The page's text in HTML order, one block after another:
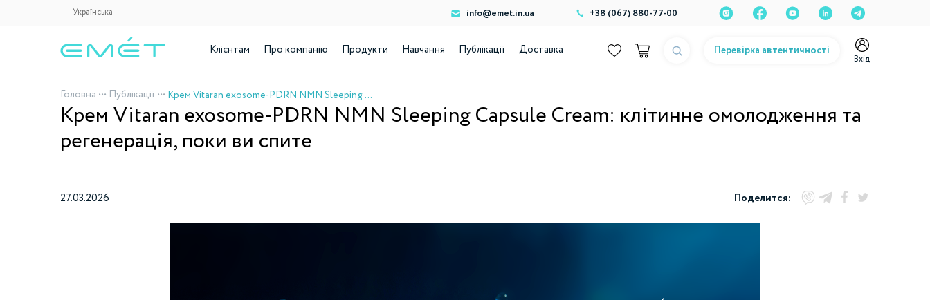
Українська info@emet.in.ua +38 (067) 880-77-00
Клієнтам Про компанію Продукти Навчання Публікації Доставка Перевірка автентичності
Вхід
Головна ••• Публікації ••• Крем Vitaran exosome-PDRN NMN Sleeping Capsule Cream: клітинне омолодження та регенерація, поки ви спите
Крем Vitaran exosome-PDRN NMN Sleeping Capsule Cream: клітинне омолодження та
регенерація, поки ви спите
27.03.2026 Поделится: